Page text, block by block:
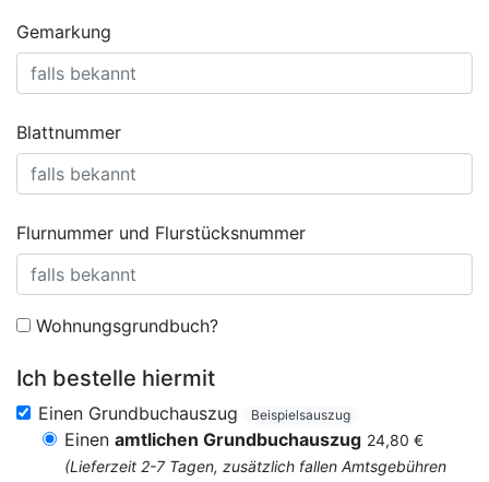
Gemarkung
Blattnummer
Flurnummer und Flurstücksnummer
Wohnungsgrundbuch?
Ich bestelle hiermit
Einen Grundbuchauszug Beispielsauszug
Einen amtlichen Grundbuchauszug 24,80 €
(Lieferzeit 2-7 Tagen, zusätzlich fallen Amtsgebühren